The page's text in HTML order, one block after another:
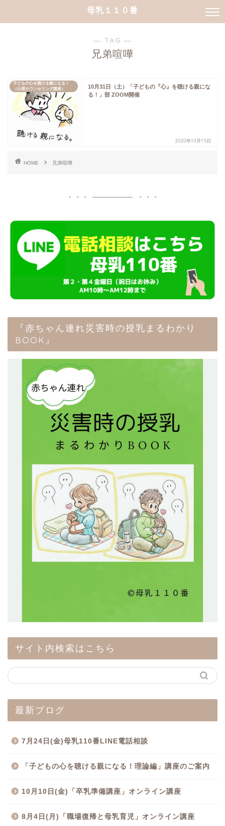
母乳１１０番
― TAG ―
兄弟喧嘩
子どもの心を聴ける親になる！
（心理カウンセリング講座）
10月31日（土）「子どもの『心』を聴ける親にな
る！」部 ZOOM開催
2020年10月15日
HOME 兄弟喧嘩
『赤ちゃん連れ災害時の授乳まるわかり
BOOK』
サイト内検索はこちら
最新ブログ
7月24日(金)母乳110番LINE電話相談
「子どもの心を聴ける親になる！理論編」講座のご案内
10月10日(金)「卒乳準備講座」オンライン講座
8月4日(月)「職場復帰と母乳育児」オンライン講座